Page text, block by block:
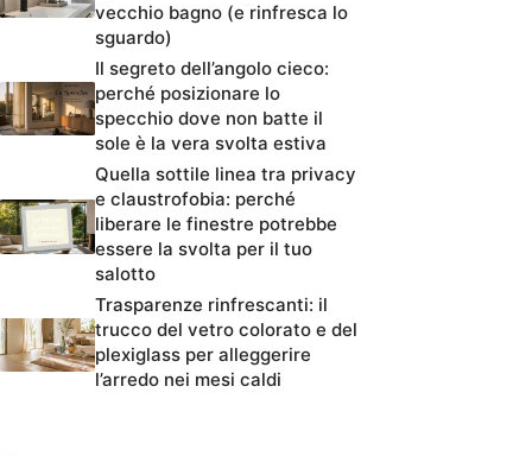
vecchio bagno (e rinfresca lo
sguardo)
Il segreto dell’angolo cieco:
perché posizionare lo
specchio dove non batte il
sole è la vera svolta estiva
Quella sottile linea tra privacy
e claustrofobia: perché
liberare le finestre potrebbe
essere la svolta per il tuo
salotto
Trasparenze rinfrescanti: il
trucco del vetro colorato e del
plexiglass per alleggerire
l’arredo nei mesi caldi